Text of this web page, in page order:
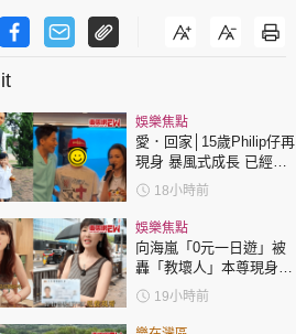
娛樂焦點
愛．回家│15歲Philip仔再
現身 暴風式成長 已經高
過「三太」樊亦敏！
18小時前
娛樂焦點
向海嵐「0元一日遊」被
轟「教壞人」本尊現身回
應網民
19小時前